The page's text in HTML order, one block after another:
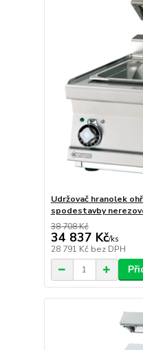
Udržovač hranolek
spodestavby
38 708 Kč
34 837 Kč/ks
28 791 Kč bez DPH